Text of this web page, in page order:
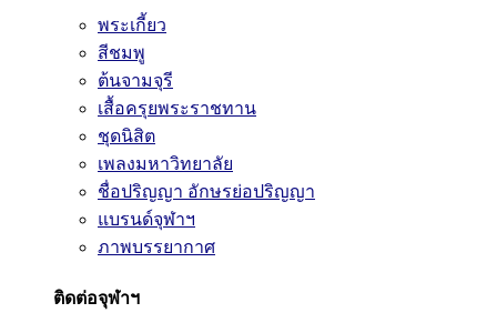
พระเกี้ยว
สีชมพู
ต้นจามจุรี
เสื้อครุยพระราชทาน
ชุดนิสิต
เพลงมหาวิทยาลัย
ชื่อปริญญา อักษรย่อปริญญา
แบรนด์จุฬาฯ
ภาพบรรยากาศ
ติดต่อจุฬาฯ